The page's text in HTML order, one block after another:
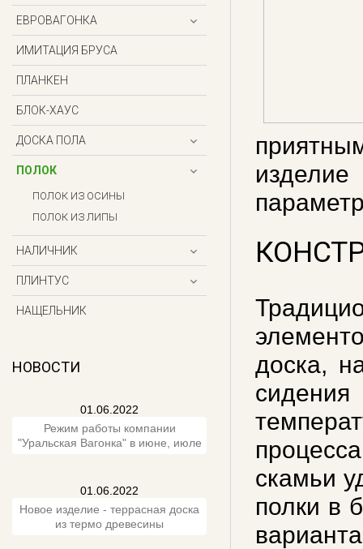
ЕВРОВАГОНКА
ИМИТАЦИЯ БРУСА
ПЛАНКЕН
БЛОК-ХАУС
ДОСКА ПОЛА
ПОЛОК
ПОЛОК ИЗ ОСИНЫ
ПОЛОК ИЗ ЛИПЫ
НАЛИЧНИК
ПЛИНТУС
НАЩЕЛЬНИК
НОВОСТИ
01.06.2022
Режим работы компании
"Уральская Вагонка" в июне, июле
01.06.2022
Новое изделие - террасная доска
из термо древесины
доска,
скамьи
полки в